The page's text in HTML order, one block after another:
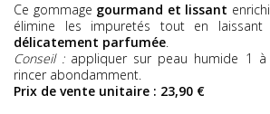
Ce gommage gourmand et lissant
élimine les impuretés tout en
délicatement parfumée.
Conseil :appliquer sur peau humide 1 à
rincer abondamment.
Prix de vente unitaire : 23,90 €